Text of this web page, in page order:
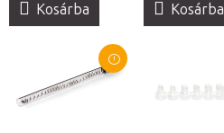
Kosárba
Kosárba